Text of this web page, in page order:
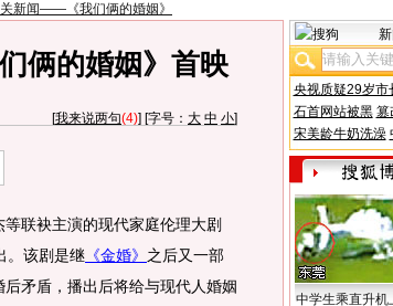
新闻——《我们俩的婚姻》
俩的婚姻》首映
[我来说两句(4)] [字号： 大 中 小]
等联袂主演的现代家庭伦理大剧
。该剧是继 《金婚》 之后又一部
矛盾，播出后将给与现代人婚姻
央视质疑29岁市
石首网站被黑 篡
宋美龄牛奶洗澡
中学生乘直升机